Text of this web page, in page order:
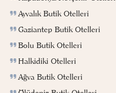
Ayvalık Butik Otelleri
Gaziantep Butik Otelleri
Bolu Butik Otelleri
Halkidiki Otelleri
Ağva Butik Otelleri